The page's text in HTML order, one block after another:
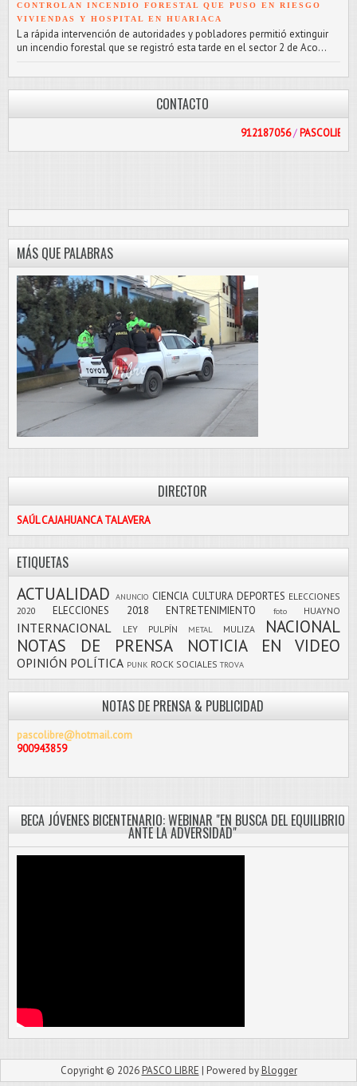
CONTROLAN INCENDIO FORESTAL QUE PUSO EN RIESGO
VIVIENDAS Y HOSPITAL EN HUARIACA
L a rápida intervención de autoridades y pobladores permitió extinguir
un incendio forestal que se registró esta tarde en el sector 2 de Aco...
CONTACTO
MÁS QUE PALABRAS
DIRECTOR
SAÚL CAJAHUANCA TALAVERA
ETIQUETAS
ACTUALIDAD ANUNCIO CIENCIA CULTURA DEPORTES ELECCIONES
2020
ELECCIONES 2018 ENTRETENIMIENTO foto HUAYNO
INTERNACIONAL LEY PULPÍN METAL MULIZA
NACIONAL
NOTAS DE PRENSA
NOTICIA EN VIDEO
OPINIÓN POLÍTICA PUNK ROCK SOCIALES TROVA
NOTAS DE PRENSA & PUBLICIDAD
pascolibre@hotmail.com
900943859
BECA JÓVENES BICENTENARIO: WEBINAR "EN BUSCA DEL EQUILIBRIO
ANTE LA ADVERSIDAD"
Copyright © 2026 PASCO LIBRE | Powered by Blogger